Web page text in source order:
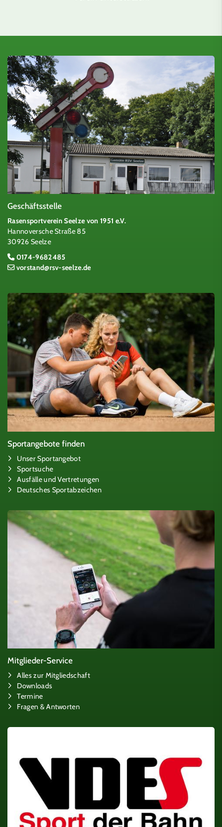
Geschäftsstelle
Rasensportverein Seelze von 1951 e.V.
Hannoversche Straße 85
30926 Seelze
0174-9682485
vorstand@rsv-seelze.de
Sportangebote finden
Unser Sportangebot
Sportsuche
Ausfälle und Vertretungen
Deutsches Sportabzeichen
Mitglieder-Service
Alles zur Mitgliedschaft
Downloads
Termine
Fragen & Antworten